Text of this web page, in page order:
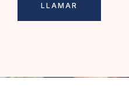
LLAMAR